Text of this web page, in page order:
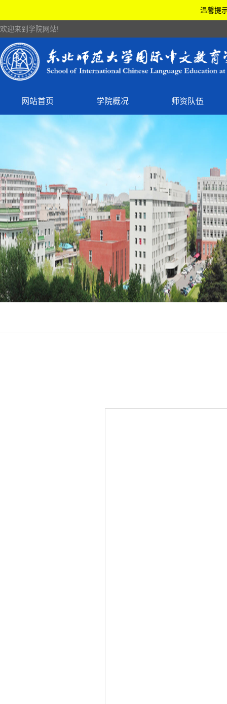
温馨提
欢迎来到学院网站!
网站首页 学院概况 师资队伍